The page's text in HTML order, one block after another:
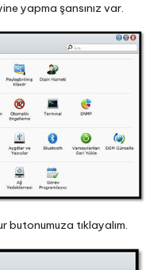
yapma şansınız var.
butonumuza tıklayalım.